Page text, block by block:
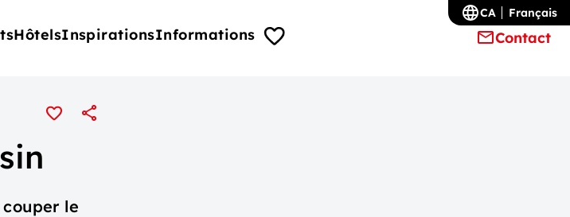
HôtelsInspirationsInformations Contact
CA Français
le